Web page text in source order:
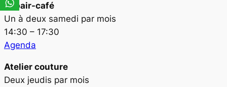
Repair-café
Un à deux samedi par mois
14:30 – 17:30
Agenda
Atelier couture
Deux jeudis par mois